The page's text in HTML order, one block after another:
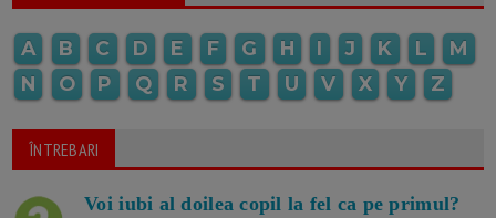
A B C D E F G H I J K L
M
N
O P Q R S T U V X Y Z
ÎNTREBARI
Voi iubi al doilea copil la fel ca pe primul?